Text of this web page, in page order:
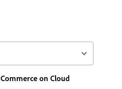
Commerce on Cloud